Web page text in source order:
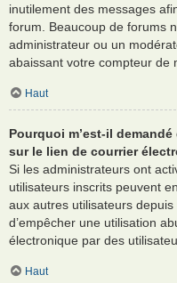
inutilement des messages
forum. Beaucoup de forums
administrateur ou un
abaissant votre compteur de
Haut
Pourquoi m’est-il
sur le lien de courrier
Si les administrateurs ont
utilisateurs inscrits peuvent
aux autres utilisateurs
d’empêcher une utilisation
électronique par des
Haut